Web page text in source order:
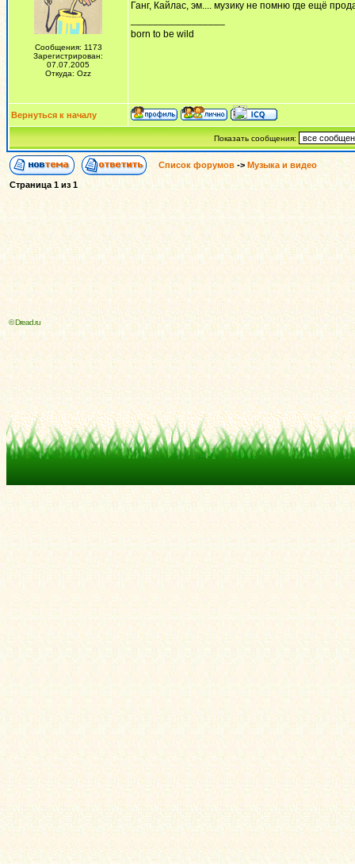
Сообщения: 1173
Зарегистрирован:
07.07.2005
Откуда: Ozz
Ганг, Кайлас, эм.... музику не помню где ещё
born to be wild
Вернуться к началу
Показать сообщения:
Список форумов ->Музыка и видео
Страница 1из1
© Dread.ru